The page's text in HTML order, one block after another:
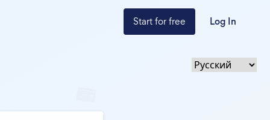
Start for free Log In